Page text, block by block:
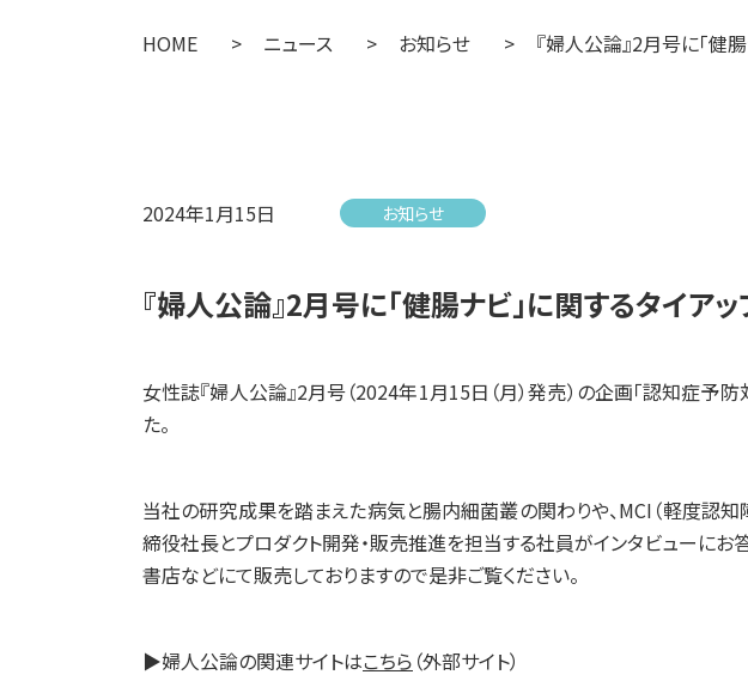
HOME > ニュース > お知らせ > 『婦人公論』2月号に「健
2024年1月15日 お知らせ
『婦人公論』2月号に「健腸ナビ」に関するタイア
女性誌『婦人公論』2月号（2024年1月15日（月）発売）の企画「認知症予
た。
当社の研究成果を踏まえた病気と腸内細菌叢の関わりや、MCI（軽度認
締役社長とプロダクト開発・販売推進を担当する社員がインタビューにお答
書店などにて販売しておりますので是非ご覧ください。
▶婦人公論の関連サイトはこちら （外部サイト）